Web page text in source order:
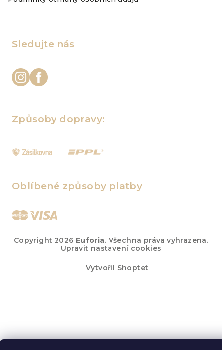
Sledujte nás
Způsoby dopravy:
Oblíbené způsoby platby
Copyright 2026 Euforia. Všechna práva vyhrazena.
Upravit nastavení cookies
Vytvořil Shoptet